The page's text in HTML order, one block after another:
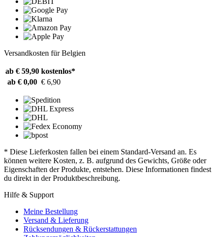
Versandkosten für Belgien
ab € 59,90 kostenlos*
ab € 0,00 € 6,90
* Diese Lieferkosten fallen bei einem Standard-Versand an. Es
können weitere Kosten, z. B. aufgrund des Gewichts, Größe oder
Eigenschaften der Produkte, entstehen. Diese Informationen findest
du direkt in der Produktbeschreibung.
Hilfe & Support
Meine Bestellung
Versand & Lieferung
Rücksendungen & Rückerstattungen